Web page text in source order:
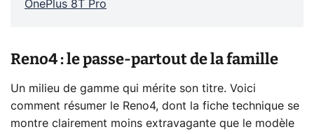
OnePlus 8T Pro
Reno4 : le passe-partout de la famille
Un milieu de gamme qui mérite son titre. Voici
comment résumer le Reno4, dont la fiche technique se
montre clairement moins extravagante que le modèle